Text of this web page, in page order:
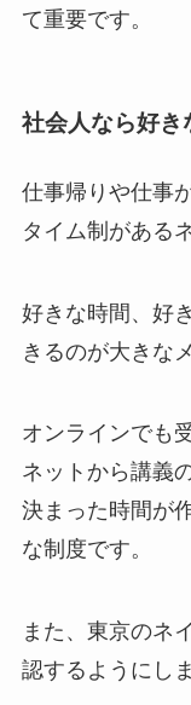
て重要です。
社会人なら好き
仕事帰りや仕事
タイム制がある
好きな時間、好
きるのが大きな
オンラインでも
ネットから講義
決まった時間が
な制度です。
また、東京のネ
認するようにし